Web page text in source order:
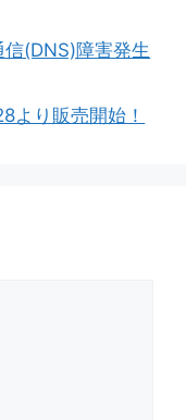
(DNS)障害発生
より販売開始！